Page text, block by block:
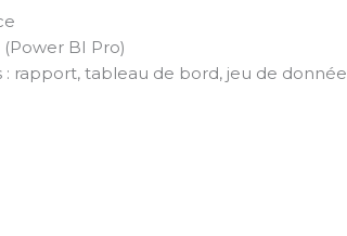
BI Pro)
rapport, tableau de bord, jeu de